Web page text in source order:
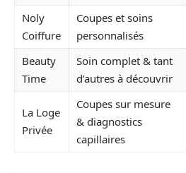
Noly
Coiffure
Coupes et soins
personnalisés
Beauty
Time
Soin complet & tant
d’autres à découvrir
La Loge
Privée
Coupes sur mesure
& diagnostics
capillaires